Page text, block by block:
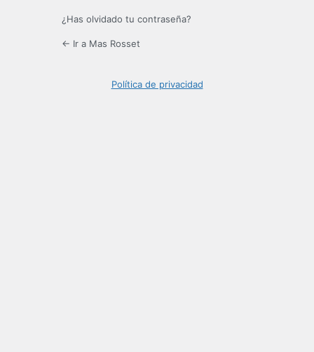
¿Has olvidado tu contraseña?
← Ir a Mas Rosset
Política de privacidad